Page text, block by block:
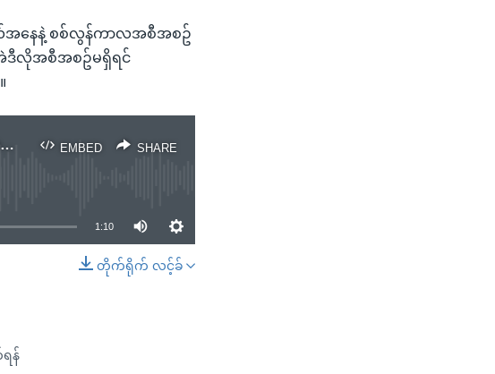
းလ်အနေနဲ့ စစ်လွန်ကာလအစီအစဥ်
ဒီလိုအစီအစဥ်မရှိရင်
EMBED SHARE
ဂါဇာစစ်ပွဲရပ်တန့်ရေးဝိုင်းဝန်းဆောင်ရွက်ဖို့ အီဂျစ်သမ္မတတိုက်တွန်း
SHARE
1:10
တိုက်ရိုက် လင့်ခ်
န်